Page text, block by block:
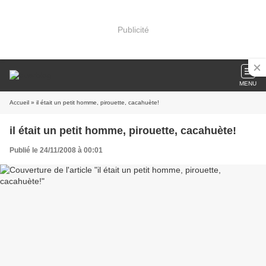
Publicité
MENU
Accueil » il était un petit homme, pirouette, cacahuète!
il était un petit homme, pirouette, cacahuète!
Publié le 24/11/2008 à 00:01